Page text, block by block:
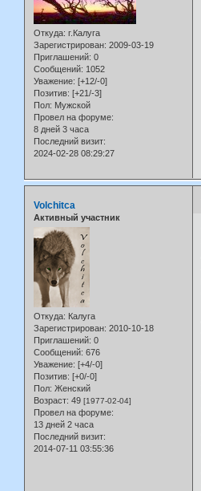
Откуда: г.Калуга
Зарегистрирован: 2009-03-19
Приглашений: 0
Сообщений: 1052
Уважение: [+12/-0]
Позитив: [+21/-3]
Пол: Мужской
Провел на форуме:
8 дней 3 часа
Последний визит:
2024-02-28 08:29:27
Volchitca
Активный участник
Откуда: Калуга
Зарегистрирован: 2010-10-18
Приглашений: 0
Сообщений: 676
Уважение: [+4/-0]
Позитив: [+0/-0]
Пол: Женский
Возраст: 49 [1977-02-04]
Провел на форуме:
13 дней 2 часа
Последний визит:
2014-07-11 03:55:36